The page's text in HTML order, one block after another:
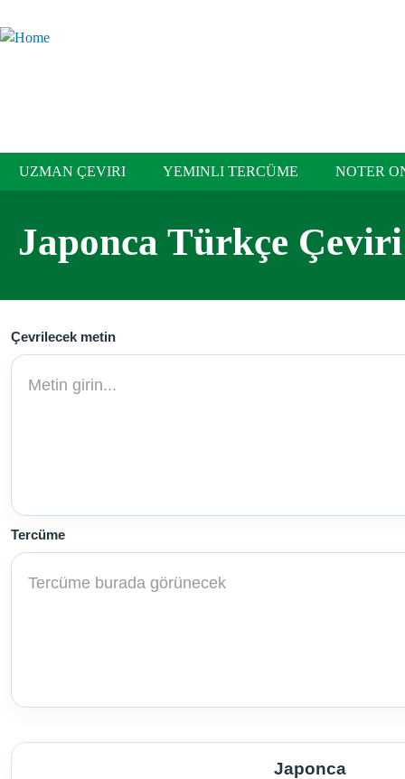
Liyago
UZMAN ÇEVIRI YEMINLI TERCÜME NOTER
Japonca Türkçe Çeviri
Çevrilecek metin
Tercüme
Tercüme burada görünecek
Japonca